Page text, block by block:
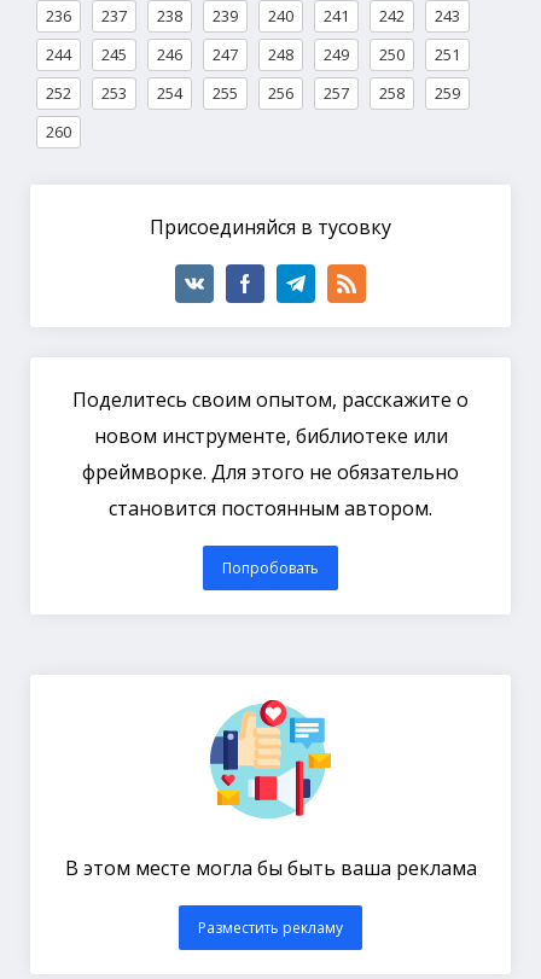
236
237 238 239 240 241 242
243
244
245 246 247 248 249 250
251
252
253 254 255 256 257 258
259
260
Присоединяйся в тусовку
Поделитесь своим опытом, расскажите о
новом инструменте, библиотеке или
фреймворке. Для этого не обязательно
становится постоянным автором.
Попробовать
В этом месте могла бы быть ваша реклама
Разместить рекламу